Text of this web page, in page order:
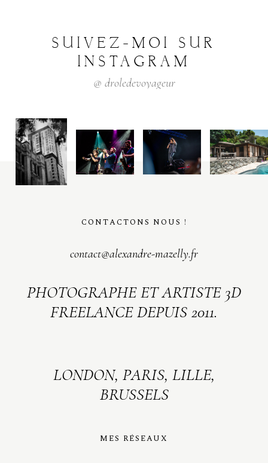
SUIVEZ-MOI
SUR
INSTAGRAM
@ droledevoyageur
CONTACTONS NOUS !
contact@alexandre-mazelly.fr
PHOTOGRAPHE ET ARTISTE 3D
FREELANCE DEPUIS 2011.
LONDON, PARIS, LILLE,
BRUSSELS
MES RÉSEAUX